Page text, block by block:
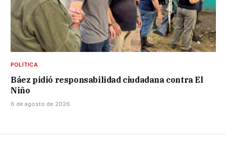
POLÍTICA
Báez pidió responsabilidad ciudadana contra El
Niño
6 de agosto de 2026